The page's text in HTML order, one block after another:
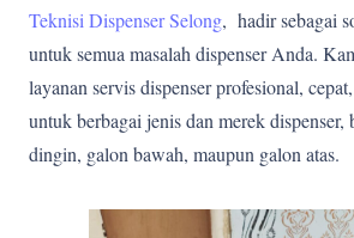
Teknisi Dispenser Selong, hadir sebagai
untuk semua masalah dispenser Anda.
layanan servis dispenser profesional,
untuk berbagai jenis dan merek dispenser,
dingin, galon bawah, maupun galon atas.